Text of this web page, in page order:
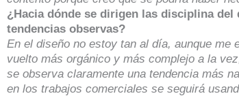
¿Hacia dónde se dirigen las disciplina
tendencias observas?
En el diseño no estoy tan al día, aunque me
vuelto más orgánico y más complejo a la
se observa claramente una tendencia más
en los trabajos comerciales se seguirá